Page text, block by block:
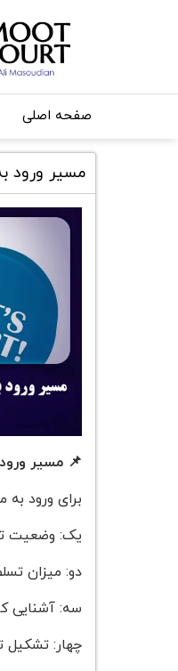
صفحه اصلی
مسیر ورود
📌 مسیر
برای ورود به
یک: وضعیت
دو: میزان
سه: آشنایی
چهار: تشکیل